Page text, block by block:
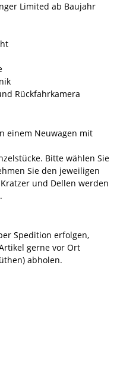
Limited ab Baujahr
Rückfahrkamera
einem Neuwagen mit
Bitte wählen Sie
Sie den jeweiligen
und Dellen werden
Spedition erfolgen,
gerne vor Ort
abholen.